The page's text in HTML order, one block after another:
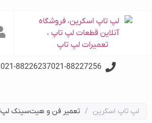
021-88227256
021-88226237
لپ تاپ اسکرین / تعمیر فن و هیت‌سینک